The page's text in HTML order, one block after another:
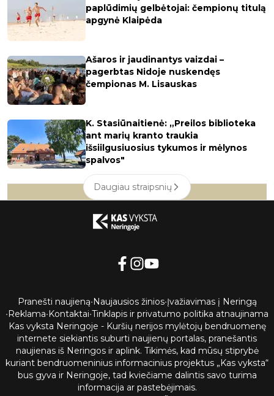
paplūdimių gelbėtojai: čempionų titulą
apgynė Klaipėda
Ašaros ir jaudinantys vaizdai –
pagerbtas Nidoje nuskendęs
čempionas M. Lisauskas
K. Stasiūnaitienė: „Preilos biblioteka
ant marių kranto traukia
išsiilgusiuosius tykumos ir mėlynos
spalvos"
Daugiau straipsnių
Pranešti naujieną•Naujausios žinios•Įvažiavimas į Neringą
•Reklama•Kontaktai•Tinklapis ir privatumo politika atnaujinama
Kas vyksta Neringoje - Kuršių nerijos mylėtojų bendruomenę
internete siekiantis suburti naujienų portalas, pranešantis
naujienas iš Neringos ir aplink. Tikimės, kad mūsų stiprybė
kuriant bendruomeninius informacinius projektus „Kas vyksta“
bus gyva ir Neringoje, tad kviečiame dalintis savo turima
informacija ar pastebėjimais.